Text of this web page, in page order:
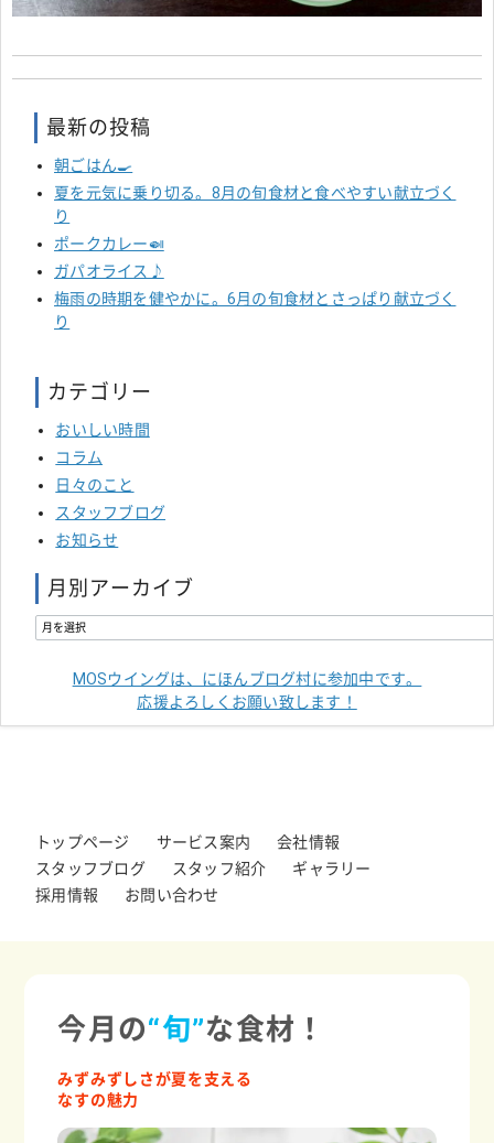
最新の投稿
朝ごはん🍳
夏を元気に乗り切る。8月の旬食材と食べやすい献立づく
り
ポークカレー🍛
ガパオライス♪
梅雨の時期を健やかに。6月の旬食材とさっぱり献立づく
り
カテゴリー
おいしい時間
コラム
日々のこと
スタッフブログ
お知らせ
月別アーカイブ
MOSウイングは、にほんブログ村に参加中です。
応援よろしくお願い致します！
トップページ サービス案内
会社情報
スタッフブログ
スタッフ紹介
ギャラリー
採用情報
お問い合わせ
今月の“旬”な食材！
みずみずしさが夏を支える
なすの魅力